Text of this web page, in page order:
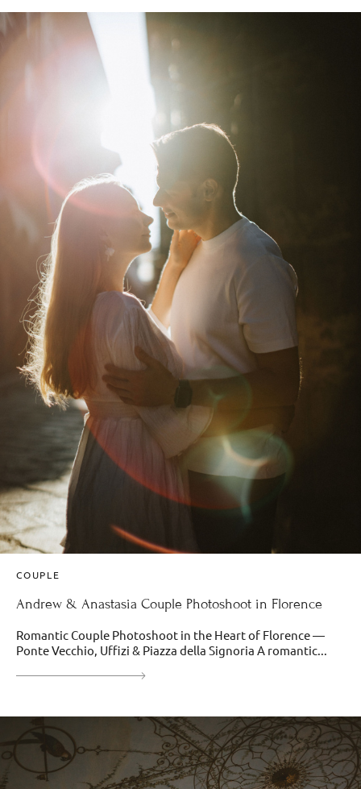
COUPLE
Andrew & Anastasia Couple Photoshoot in Florence
Romantic Couple Photoshoot in the Heart of Florence —
Ponte Vecchio, Uffizi & Piazza della Signoria A romantic...